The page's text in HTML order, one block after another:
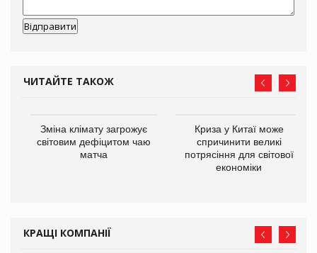
ЧИТАЙТЕ ТАКОЖ
Зміна клімату загрожує
світовим дефіцитом чаю
матча
Криза у Китаї може
спричинити великі
потрясіння для світової
економіки
КРАЩІ КОМПАНІЇ